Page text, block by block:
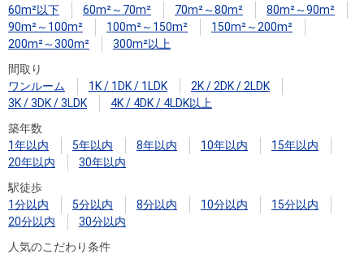
60m²以下
60m²～70m² 70m²～80m²
80m²～90m²
90m²～100m²
100m²～150m²
150m²～200m²
200m²～300m²
300m²以上
間取り
ワンルーム
1K / 1DK / 1LDK
2K / 2DK / 2LDK
3K / 3DK / 3LDK
4K / 4DK / 4LDK以上
築年数
1年以内
5年以内 8年以内 10年以内
15年以内
20年以内
30年以内
駅徒歩
1分以内
5分以内 8分以内 10分以内
15分以内
20分以内
30分以内
人気のこだわり条件